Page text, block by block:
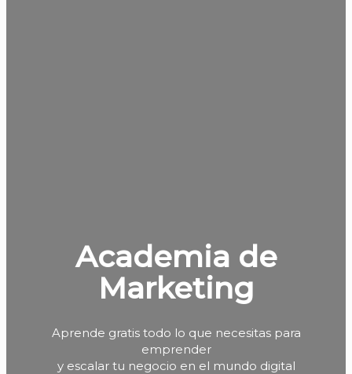
Academia de
Marketing
Aprende gratis todo lo que necesitas para
emprender
y escalar tu negocio en el mundo digital